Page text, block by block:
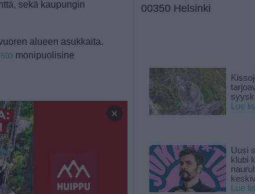
sekä kaupungin
alueen asukkaita.
monipuolisine
×
00350 Helsinki
Lue
Uusi
klubi
Lue